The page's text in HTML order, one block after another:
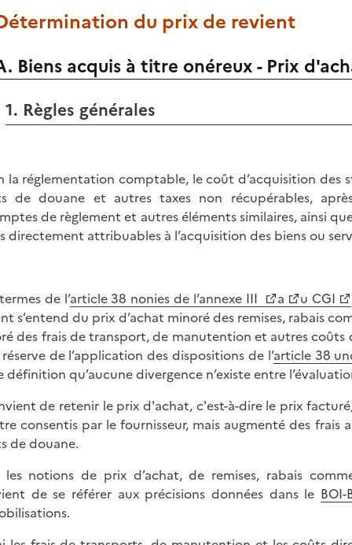
du prix de revient
Biens acquis à titre onéreux - Prix
1. Règles générales
la réglementation comptable, le coût d’acquisition des
de douane et autres taxes non récupérables,
de règlement et autres éléments similaires, ainsi
directement attribuables à l’acquisition des biens ou
de l’article 38 nonies de l’annexe III a u CGI
s’entend du prix d’achat minoré des remises, rabais
des frais de transport, de manutention et autres coûts
de l’application des dispositions de l’article 38
définition qu’aucune divergence n’existe entre
de retenir le prix d'achat, c'est-à-dire le prix
consentis par le fournisseur, mais augmenté des
de douane.
les notions de prix d’achat, de remises, rabais
de se référer aux précisions données dans le